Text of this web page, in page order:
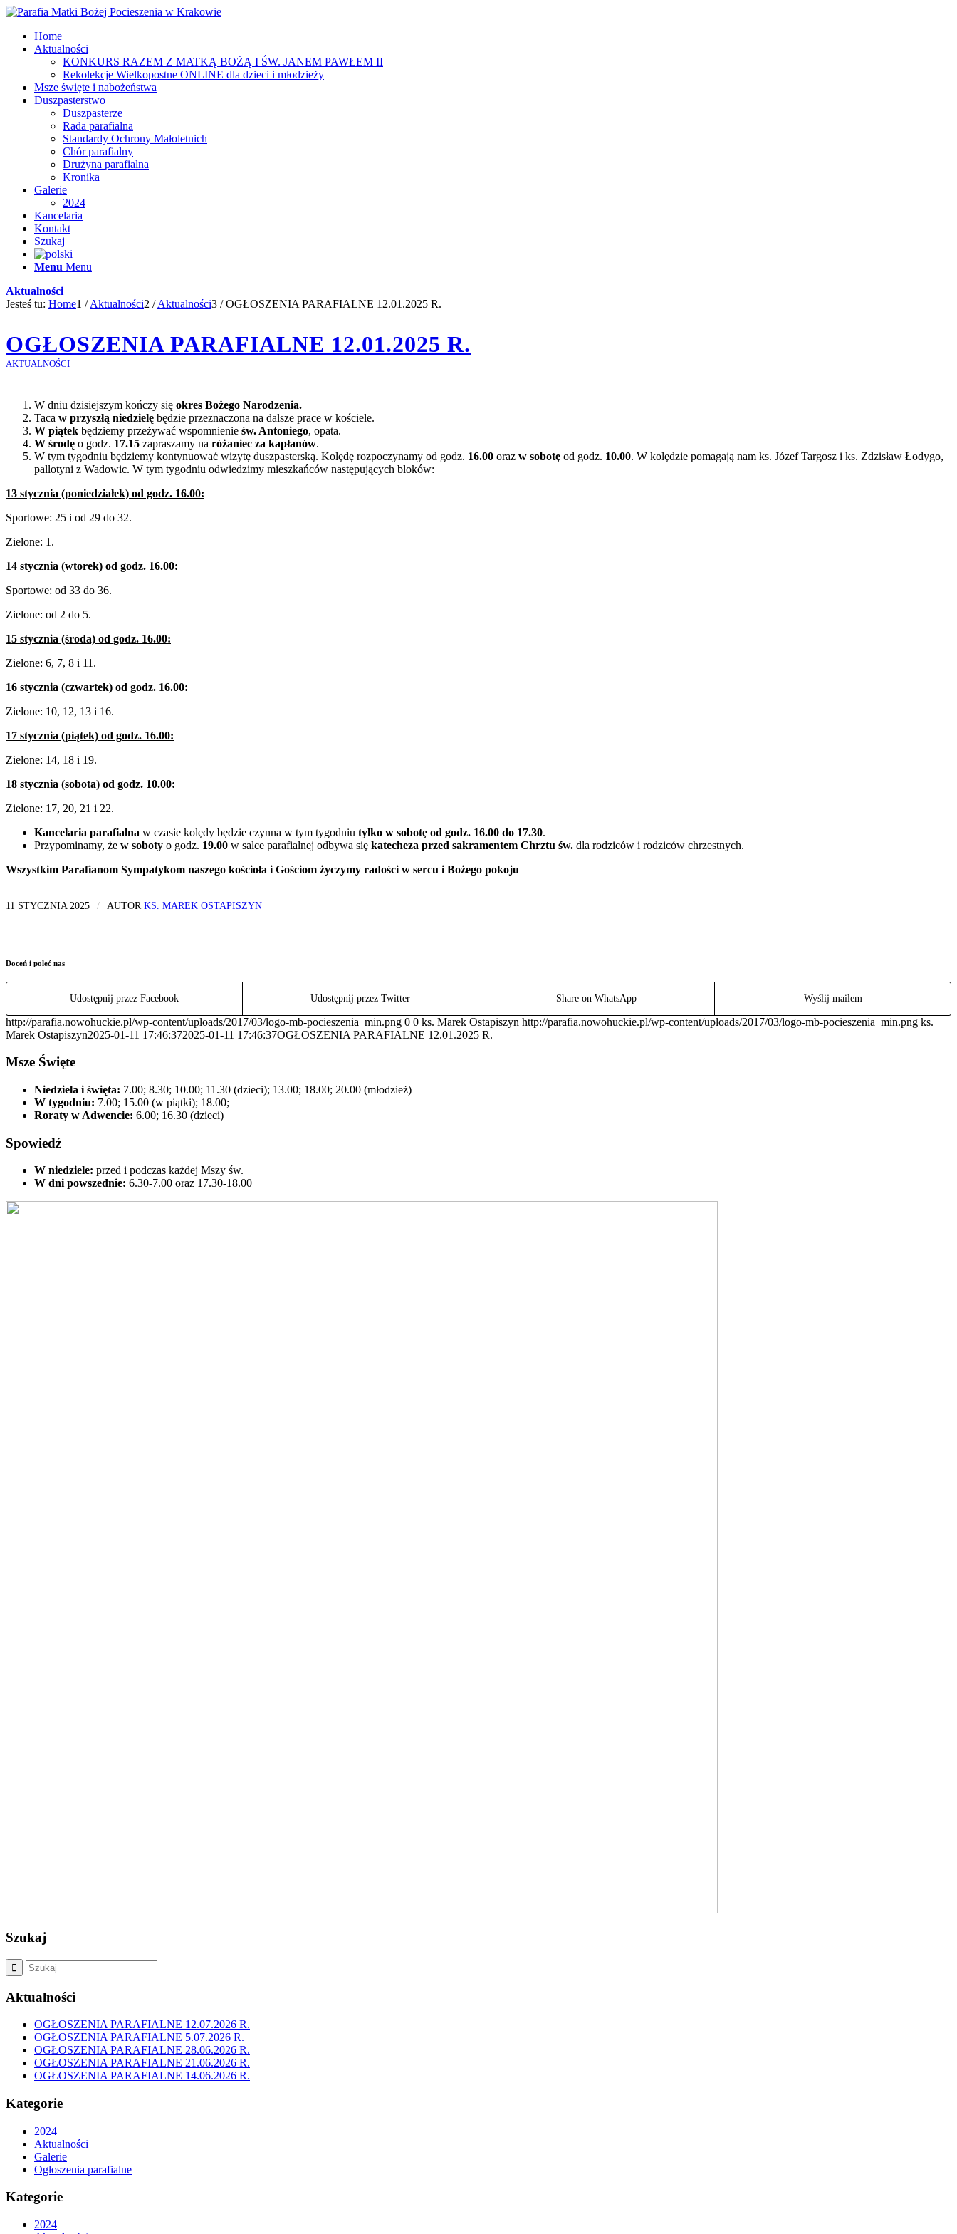
Home
Aktualności
KONKURS RAZEM Z MATKĄ BOŻĄ I ŚW. JANEM PAWŁEM II
Rekolekcje Wielkopostne ONLINE dla dzieci i młodzieży
Msze święte i nabożeństwa
Duszpasterstwo
Duszpasterze
Rada parafialna
Standardy Ochrony Małoletnich
Chór parafialny
Drużyna parafialna
Kronika
Galerie
2024
Kancelaria
Kontakt
Szukaj
Menu Menu
Aktualności
Jesteś tu: Home1 / Aktualności2 / Aktualności3 / OGŁOSZENIA PARAFIALNE 12.01.2025 R.
OGŁOSZENIA PARAFIALNE 12.01.2025 R.
AKTUALNOŚCI
W dniu dzisiejszym kończy się okres Bożego Narodzenia.
Taca w przyszłą niedzielę będzie przeznaczona na dalsze prace w kościele.
W piątek będziemy przeżywać wspomnienie św. Antoniego, opata.
W środę o godz. 17.15 zapraszamy na różaniec za kapłanów.
W tym tygodniu będziemy kontynuować wizytę duszpasterską. Kolędę rozpoczynamy od godz. 16.00 oraz w sobotę od godz. 10.00. W kolędzie pomagają nam ks. Józef Targosz i ks. Zdzisław Łodygo,
pallotyni z Wadowic. W tym tygodniu odwiedzimy mieszkańców następujących bloków:
13 stycznia (poniedziałek) od godz. 16.00:
Sportowe: 25 i od 29 do 32.
Zielone: 1.
14 stycznia (wtorek) od godz. 16.00:
Sportowe: od 33 do 36.
Zielone: od 2 do 5.
15 stycznia (środa) od godz. 16.00:
Zielone: 6, 7, 8 i 11.
16 stycznia (czwartek) od godz. 16.00:
Zielone: 10, 12, 13 i 16.
17 stycznia (piątek) od godz. 16.00:
Zielone: 14, 18 i 19.
18 stycznia (sobota) od godz. 10.00:
Zielone: 17, 20, 21 i 22.
Kancelaria parafialna w czasie kolędy będzie czynna w tym tygodniu tylko w sobotę od godz. 16.00 do 17.30.
Przypominamy, że w soboty o godz. 19.00 w salce parafialnej odbywa się katecheza przed sakramentem Chrztu św. dla rodziców i rodziców chrzestnych.
Wszystkim Parafianom Sympatykom naszego kościoła i Gościom życzymy radości w sercu i Bożego pokoju
11 STYCZNIA 2025 / AUTOR KS. MAREK OSTAPISZYN
Doceń i poleć nas
Udostępnij przez Facebook Udostępnij przez Twitter Share on WhatsApp Wyślij mailem
http://parafia.nowohuckie.pl/wp-content/uploads/2017/03/logo-mb-pocieszenia_min.png 0 0 ks. Marek Ostapiszyn http://parafia.nowohuckie.pl/wp-content/uploads/2017/03/logo-mb-pocieszenia_min.png ks.
Marek Ostapiszyn2025-01-11 17:46:372025-01-11 17:46:37OGŁOSZENIA PARAFIALNE 12.01.2025 R.
Msze Święte
Niedziela i święta: 7.00; 8.30; 10.00; 11.30 (dzieci); 13.00; 18.00; 20.00 (młodzież)
W tygodniu: 7.00; 15.00 (w piątki); 18.00;
Roraty w Adwencie: 6.00; 16.30 (dzieci)
Spowiedź
W niedziele: przed i podczas każdej Mszy św.
W dni powszednie: 6.30-7.00 oraz 17.30-18.00
Szukaj
Aktualności
OGŁOSZENIA PARAFIALNE 12.07.2026 R.
OGŁOSZENIA PARAFIALNE 5.07.2026 R.
OGŁOSZENIA PARAFIALNE 28.06.2026 R.
OGŁOSZENIA PARAFIALNE 21.06.2026 R.
OGŁOSZENIA PARAFIALNE 14.06.2026 R.
Kategorie
2024
Aktualności
Galerie
Ogłoszenia parafialne
Kategorie
2024